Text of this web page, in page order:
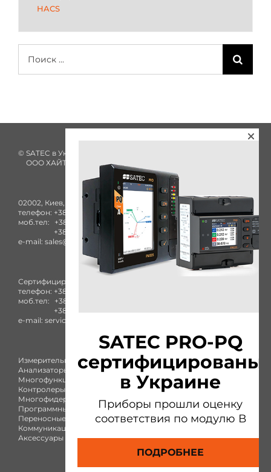
HACS
поиска:
© SATEC в Украине с 2002 года
ООО ХАЙТЕК ЭНЕРГИЯ
02002, Киев, ул. Комбинатная, 25А
телефон: +38 (044) 332-84-27
моб.тел:
+38 (050) 753-40-93
+38 (096) 436-73-38
e-mail: sales@satec-global.com.ua
Сертифицированный сервисный центр
телефон: +38 (044) 332-84-27
моб.тел:
+38 (050) 753-40-93
+38 (096) 436-73-38
e-mail: service@satec-global.com.ua
Измерительные приборы
Анализаторы качества
Многофункциональные счетчики
Контролеры присоединения
Многофидерный измеритель
Программный комплекс
Переносные приборы
Коммуникация
Аксессуары
SATEC PRO-PQ
сертифицированы
в Украине
Приборы прошли оценку
соответствия по модулю В
ПОДРОБНЕЕ